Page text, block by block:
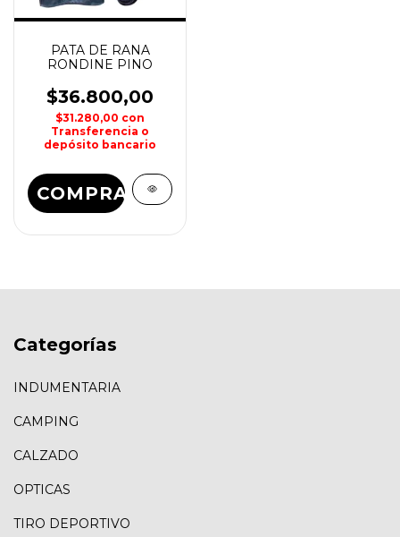
PATA DE RANA
RONDINE PINO
$36.800,00
$31.280,00 con
Transferencia o
depósito bancario
COMPRAR
Categorías
INDUMENTARIA
CAMPING
CALZADO
OPTICAS
TIRO DEPORTIVO